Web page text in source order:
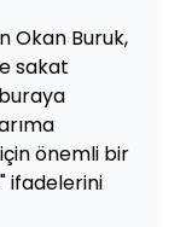
Okan Buruk,
sakat
önemli bir
ifadelerini